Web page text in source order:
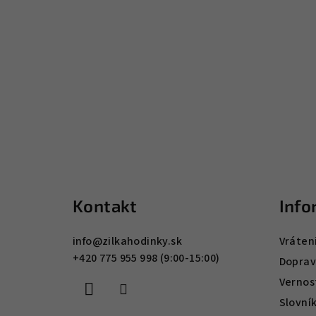
Kontakt
info@zilkahodinky.sk
+420 775 955 998 (9:00-15:00)